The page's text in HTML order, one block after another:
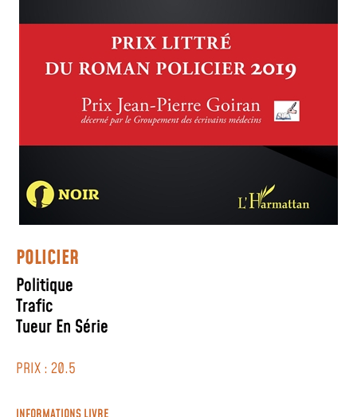
POLICIER
Politique
Trafic
Tueur En Série
PRIX : 20.5